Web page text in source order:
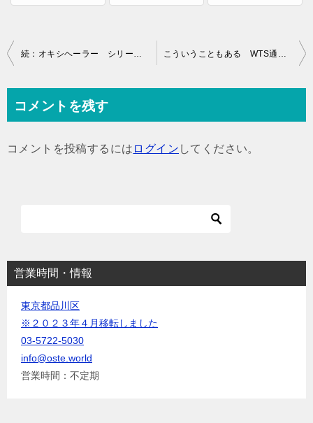
投
ビ
続：オキシヘーラー シリーズ・健康への道 こういうこともある WTS通信 ８４７
コメントを残す
コメントを投稿するには ログイン してください。
営業時間・情報
東京都品川区
※２０２３年４月移転しました
03-5722-5030
info@oste.world
営業時間：不定期